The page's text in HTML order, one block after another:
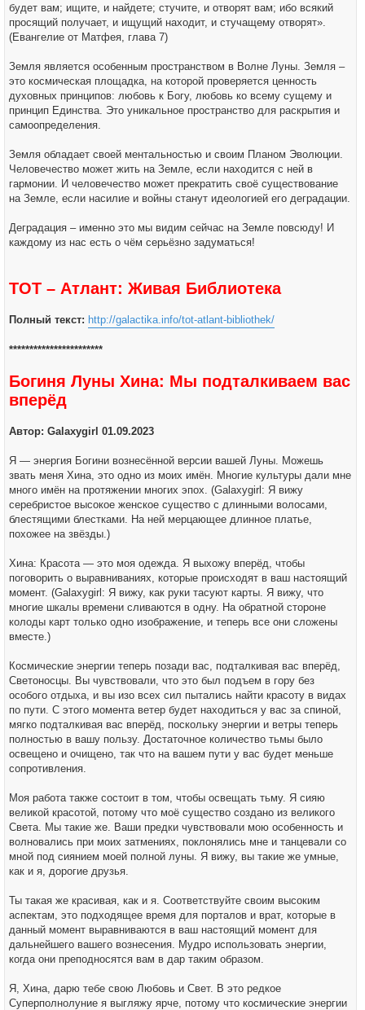
будет вам; ищите, и найдете; стучите, и отворят вам; ибо всякий
просящий получает, и ищущий находит, и стучащему отворят».
(Евангелие от Матфея, глава 7)
Земля является особенным пространством в Волне Луны. Земля –
это космическая площадка, на которой проверяется ценность
духовных принципов: любовь к Богу, любовь ко всему сущему и
принцип Единства. Это уникальное пространство для раскрытия и
самоопределения.
Земля обладает своей ментальностью и своим Планом Эволюции.
Человечество может жить на Земле, если находится с ней в
гармонии. И человечество может прекратить своё существование
на Земле, если насилие и войны станут идеологией его деградации.
Деградация – именно это мы видим сейчас на Земле повсюду! И
каждому из нас есть о чём серьёзно задуматься!
ТОТ – Атлант: Живая Библиотека
Полный текст: http://galactika.info/tot-atlant-bibliothek/
***********************
Богиня Луны Хина: Мы подталкиваем вас
вперёд
Автор: Galaxygirl 01.09.2023
Я — энергия Богини вознесённой версии вашей Луны. Можешь
звать меня Хина, это одно из моих имён. Многие культуры дали мне
много имён на протяжении многих эпох. (Galaxygirl: Я вижу
серебристое высокое женское существо с длинными волосами,
блестящими блестками. На ней мерцающее длинное платье,
похожее на звёзды.)
Хина: Красота — это моя одежда. Я выхожу вперёд, чтобы
поговорить о выравниваниях, которые происходят в ваш настоящий
момент. (Galaxygirl: Я вижу, как руки тасуют карты. Я вижу, что
многие шкалы времени сливаются в одну. На обратной стороне
колоды карт только одно изображение, и теперь все они сложены
вместе.)
Космические энергии теперь позади вас, подталкивая вас вперёд,
Светоносцы. Вы чувствовали, что это был подъем в гору без
особого отдыха, и вы изо всех сил пытались найти красоту в видах
по пути. С этого момента ветер будет находиться у вас за спиной,
мягко подталкивая вас вперёд, поскольку энергии и ветры теперь
полностью в вашу пользу. Достаточное количество тьмы было
освещено и очищено, так что на вашем пути у вас будет меньше
сопротивления.
Моя работа также состоит в том, чтобы освещать тьму. Я сияю
великой красотой, потому что моё существо создано из великого
Света. Мы такие же. Ваши предки чувствовали мою особенность и
волновались при моих затмениях, поклонялись мне и танцевали со
мной под сиянием моей полной луны. Я вижу, вы такие же умные,
как и я, дорогие друзья.
Ты такая же красивая, как и я. Соответствуйте своим высоким
аспектам, это подходящее время для порталов и врат, которые в
данный момент выравниваются в ваш настоящий момент для
дальнейшего вашего вознесения. Мудро использовать энергии,
когда они преподносятся вам в дар таким образом.
Я, Хина, дарю тебе свою Любовь и Свет. В это редкое
Суперполнолуние я выгляжу ярче, потому что космические энергии